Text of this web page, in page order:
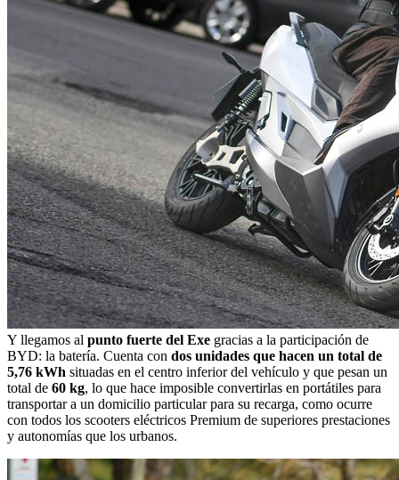
Y llegamos al punto fuerte del Exe gracias a la participación de
BYD: la batería. Cuenta con dos unidades que hacen un total de
5,76 kWh situadas en el centro inferior del vehículo y que pesan un
total de 60 kg, lo que hace imposible convertirlas en portátiles para
transportar a un domicilio particular para su recarga, como ocurre
con todos los scooters eléctricos Premium de superiores prestaciones
y autonomías que los urbanos.